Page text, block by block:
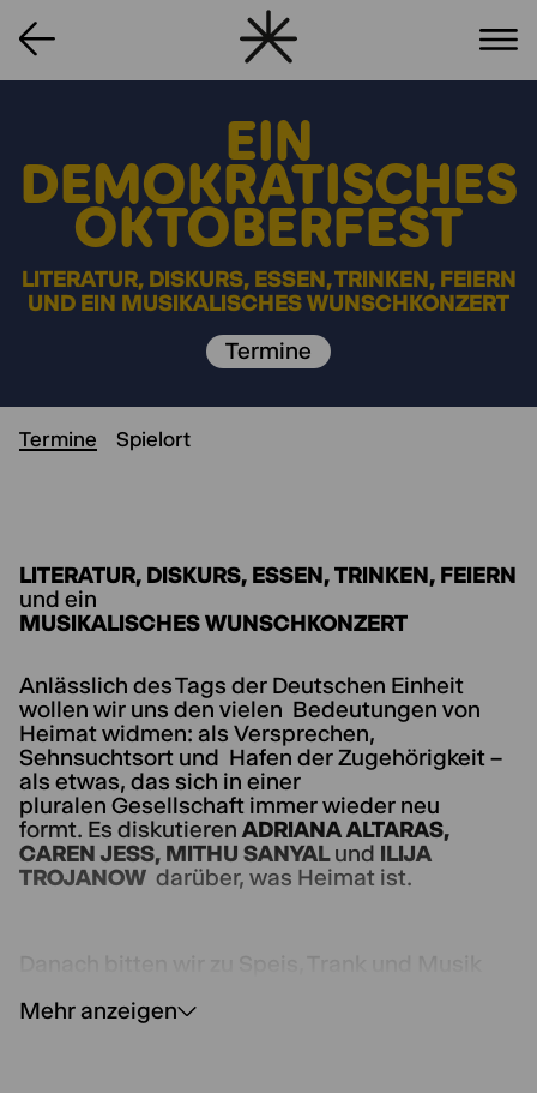
EIN
DEMOKRATISCHES
OKTOBERFEST
LITERATUR, DISKURS, ESSEN, TRINKEN, FEIERN
UND EIN MUSIKALISCHES WUNSCHKONZERT
Termine
Termine Spielort
LITERATUR, DISKURS, ESSEN, TRINKEN, FEIERN
und ein
MUSIKALISCHES WUNSCHKONZERT
Anlässlich des Tags der Deutschen Einheit
wollen wir uns den vielen Bedeutungen von
Heimat widmen: als Versprechen,
Sehnsuchtsort und Hafen der Zugehörigkeit –
als etwas, das sich in einer
pluralen Gesellschaft immer wieder neu
formt. Es diskutierenADRIANA ALTARAS,
CAREN JESS, MITHU SANYALund ILIJA
TROJANOW darüber, was Heimat ist.
Sing’s mir– einem musikalischen
Mehr anzeigen